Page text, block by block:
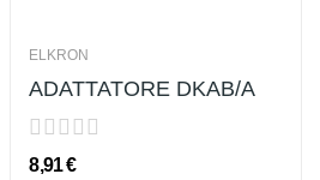
ELKRON
ADATTATORE DKAB/A
8,91 €